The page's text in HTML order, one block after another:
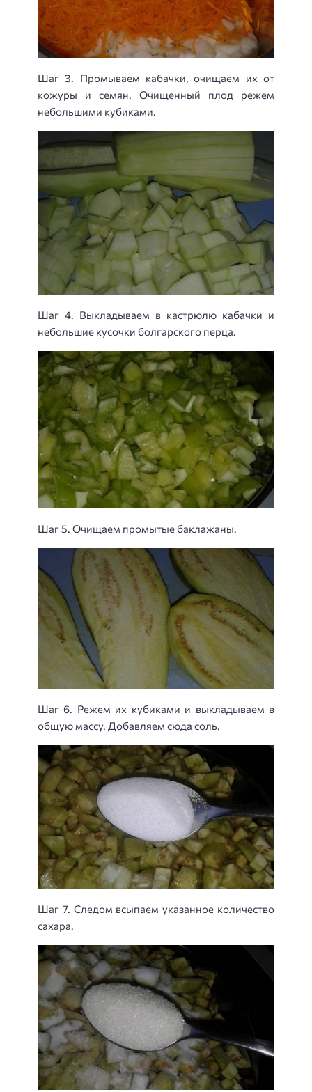
Шаг 3. Промываем кабачки, очищаем их от
кожуры и семян. Очищенный плод режем
небольшими кубиками.
Шаг 4. Выкладываем в кастрюлю кабачки и
небольшие кусочки болгарского перца.
Шаг 5. Очищаем промытые баклажаны.
Шаг 6. Режем их кубиками и выкладываем в
общую массу. Добавляем сюда соль.
Шаг 7. Следом всыпаем указанное количество
сахара.